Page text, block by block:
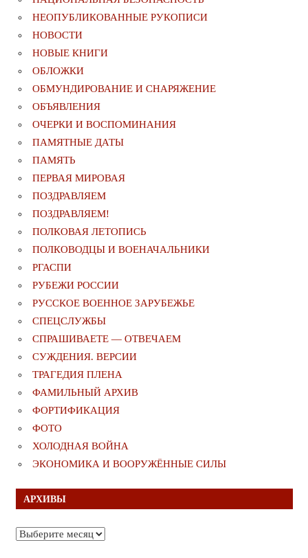
НЕОПУБЛИКОВАННЫЕ РУКОПИСИ
НОВОСТИ
НОВЫЕ КНИГИ
ОБЛОЖКИ
ОБМУНДИРОВАНИЕ И СНАРЯЖЕНИЕ
ОБЪЯВЛЕНИЯ
ОЧЕРКИ И ВОСПОМИНАНИЯ
ПАМЯТНЫЕ ДАТЫ
ПАМЯТЬ
ПЕРВАЯ МИРОВАЯ
ПОЗДРАВЛЯЕМ
ПОЗДРАВЛЯЕМ!
ПОЛКОВАЯ ЛЕТОПИСЬ
ПОЛКОВОДЦЫ И ВОЕНАЧАЛЬНИКИ
РГАСПИ
РУБЕЖИ РОССИИ
РУССКОЕ ВОЕННОЕ ЗАРУБЕЖЬЕ
СПЕЦСЛУЖБЫ
СПРАШИВАЕТЕ — ОТВЕЧАЕМ
СУЖДЕНИЯ. ВЕРСИИ
ТРАГЕДИЯ ПЛЕНА
ФАМИЛЬНЫЙ АРХИВ
ФОРТИФИКАЦИЯ
ФОТО
ХОЛОДНАЯ ВОЙНА
ЭКОНОМИКА И ВООРУЖЁННЫЕ СИЛЫ
АРХИВЫ
Архивы